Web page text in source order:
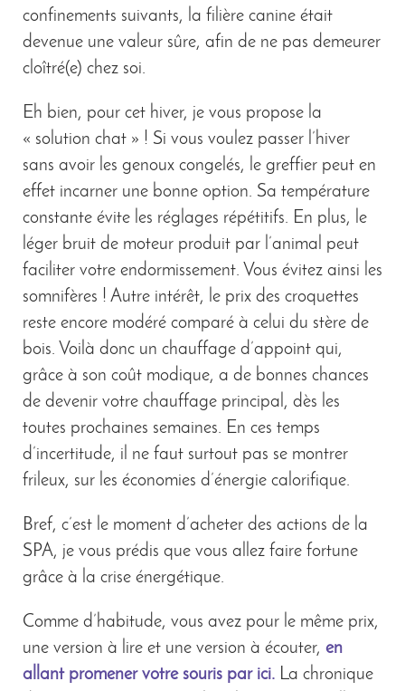
confinements suivants, la filière canine était
devenue une valeur sûre, afin de ne pas demeurer
cloîtré(e) chez soi.
Eh bien, pour cet hiver, je vous propose la
« solution chat » ! Si vous voulez passer l’hiver
sans avoir les genoux congelés, le greffier peut en
effet incarner une bonne option. Sa température
constante évite les réglages répétitifs. En plus, le
léger bruit de moteur produit par l’animal peut
faciliter votre endormissement. Vous évitez ainsi les
somnifères ! Autre intérêt, le prix des croquettes
reste encore modéré comparé à celui du stère de
bois. Voilà donc un chauffage d’appoint qui,
grâce à son coût modique, a de bonnes chances
de devenir votre chauffage principal, dès les
toutes prochaines semaines. En ces temps
d’incertitude, il ne faut surtout pas se montrer
frileux, sur les économies d’énergie calorifique.
Bref, c’est le moment d’acheter des actions de la
SPA, je vous prédis que vous allez faire fortune
grâce à la crise énergétique.
Comme d’habitude, vous avez pour le même prix,
une version à lire et une version à écouter, en
allant promener votre souris par ici. La chronique